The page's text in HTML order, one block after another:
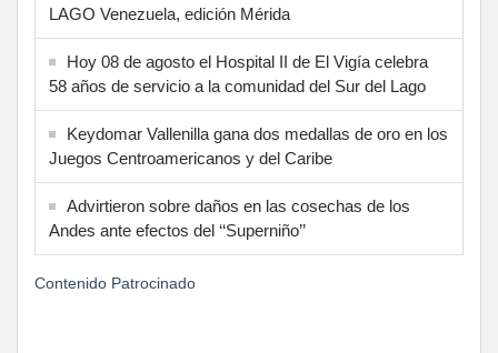
LAGO Venezuela, edición Mérida
Hoy 08 de agosto el Hospital II de El Vigía celebra
58 años de servicio a la comunidad del Sur del Lago
Keydomar Vallenilla gana dos medallas de oro en los
Juegos Centroamericanos y del Caribe
Advirtieron sobre daños en las cosechas de los
Andes ante efectos del ‘‘Superniño’’
Contenido Patrocinado